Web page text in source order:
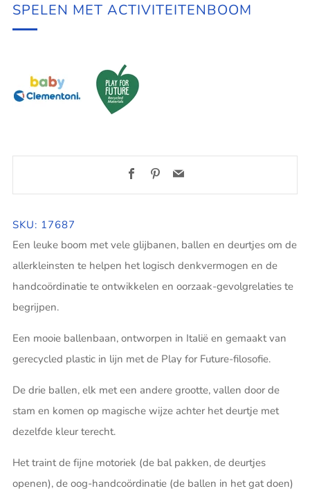
SPELEN MET ACTIVITEITENBOOM
FacebookPinterest
Email
SKU: 17687
Een leuke boom met vele glijbanen, ballen en deurtjes om de
allerkleinsten te helpen het logisch denkvermogen en de
handcoördinatie te ontwikkelen en oorzaak-gevolgrelaties te
begrijpen.
Een mooie ballenbaan, ontworpen in Italië en gemaakt van
gerecycled plastic in lijn met de Play for Future-filosofie.
De drie ballen, elk met een andere grootte, vallen door de
stam en komen op magische wijze achter het deurtje met
dezelfde kleur terecht.
Het traint de fijne motoriek (de bal pakken, de deurtjes
openen), de oog-handcoördinatie (de ballen in het gat doen)